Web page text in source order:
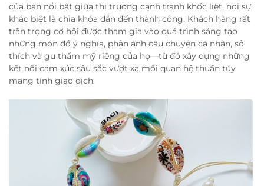
của bạn nổi bật giữa thị trường cạnh tranh khốc liệt, nơi sự
khác biệt là chìa khóa dẫn đến thành công. Khách hàng rất
trân trọng cơ hội được tham gia vào quá trình sáng tạo
những món đồ ý nghĩa, phản ánh câu chuyện cá nhân, sở
thích và gu thẩm mỹ riêng của họ—từ đó xây dựng những
kết nối cảm xúc sâu sắc vượt xa mối quan hệ thuần túy
mang tính giao dịch.